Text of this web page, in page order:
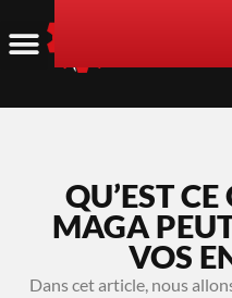
QU’EST
MAGA
VOS
Dans cet article, nous